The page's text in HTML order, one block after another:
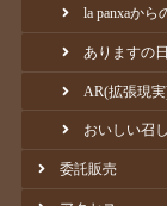
la panxaから
ありますの日
AR(拡張現
おいしい召
委託販売